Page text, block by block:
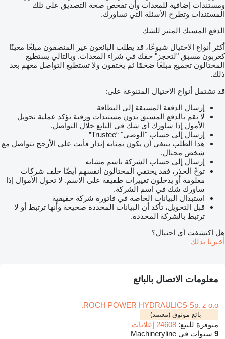
ومستندات إضافية للمعدات وأن تفحص صحة التصديق على تلك
المستندات وتطرح الأسئلة التي تساورك.
الدفع المسبك المثير للشك
أكثر أنواع الاحتيال شيوعًا، قد يطلب البائعون غير المنصفون مبلغًا معينًا
كعربون مسبق "لتحجز" حقك في شراء المعدات. وبالتالي يستطيع
المحتالون تجميع مبلغًا ضخمًا ثم يختفون ولا تستطيع التواصل معهم بعد
ذلك.
قد تشتمل أنواع الاحتيال المتنوعة على:
إرسال الدفعة المسبقة إلى البطاقة
لا تقم بالدفع المسبق بدون مستندات ورقية تؤكد عملية تحويل
الأمول إذا ساورك أي شك في البائع خلال التواصل.
إرسال إلى حساب "الوصي" “Trustee”
هذا الطلب ينبغي أن يكون بمثابه إنذار فأنت على الأرجح تتواصل مع
شخص محتال.
إرسال إلى حساب الشركة باسم مشابه
توخّ الحذر، فقد يختفي المحتالون أنفسهم أيضًا خلف شركات
معلومة أو يدخلون تغييرات طفيفة على الاسم. لا تحول الأموال إذا
ساورك شك في اسم الشركة.
استبدال البيانات الخاصة في فاتورة شركة حقيقية
قبل التحويل، تأكد أن البيانات المحددة صحيحة وأنها ترتبط أو لا
ترتبط بالشركة المحددة.
هل اكتشفت أي احتيال؟
أخبرنا بذلك
معلومات الاتصال بالبائع
ROCH POWER HYDRAULICS Sp. z o.o.
بائع موثوق (معتمد)
متوفرة للبيع: 24608 إعلانات
9 سنوات في Machineryline